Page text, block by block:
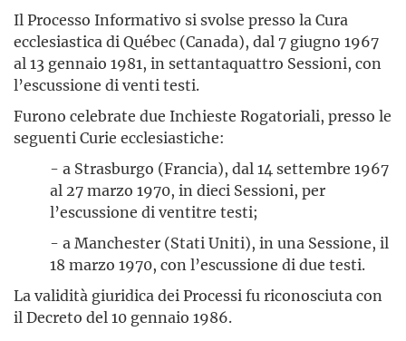
Il Processo Informativo si svolse presso la Cura
ecclesiastica di Québec (Canada), dal 7 giugno 1967
al 13 gennaio 1981, in settantaquattro Sessioni, con
l’escussione di venti testi.
Furono celebrate due Inchieste Rogatoriali, presso le
seguenti Curie ecclesiastiche:
- a Strasburgo (Francia), dal 14 settembre 1967
al 27 marzo 1970, in dieci Sessioni, per
l’escussione di ventitre testi;
- a Manchester (Stati Uniti), in una Sessione, il
18 marzo 1970, con l’escussione di due testi.
La validità giuridica dei Processi fu riconosciuta con
il Decreto del 10 gennaio 1986.